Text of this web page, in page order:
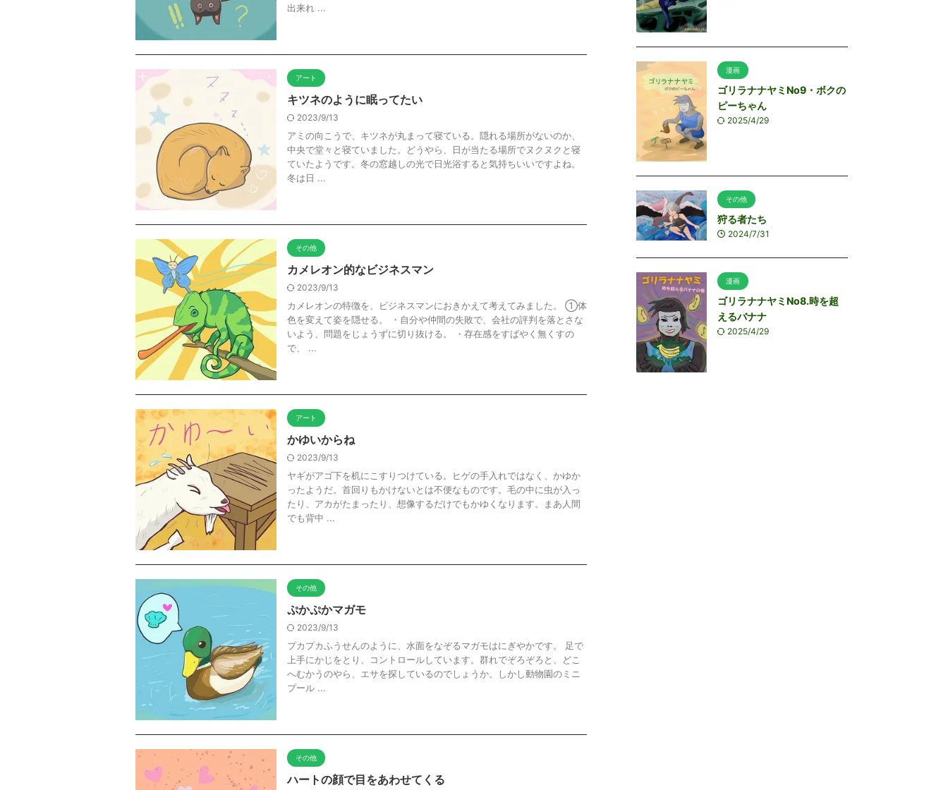
出来れ ...
アート
キツネのように眠ってたい
2023/9/13
アミの向こうで、キツネが丸まって寝ている。隠れる場所がないのか、
中央で堂々と寝ていました。どうやら、日が当たる場所でヌクヌクと寝
ていたようです。冬の窓越しの光で日光浴すると気持ちいいですよね。
冬は日 ...
その他
カメレオン的なビジネスマン
2023/9/13
カメレオンの特徴を、ビジネスマンにおきかえて考えてみました。 ①体
色を変えて姿を隠せる。 ・自分や仲間の失敗で、会社の評判を落とさな
いよう、問題をじょうずに切り抜ける。 ・存在感をすばやく無くすの
で、 ...
アート
かゆいからね
2023/9/13
ヤギがアゴ下を机にこすりつけている。ヒゲの手入れではなく、かゆか
ったようだ。首回りもかけないとは不便なものです。毛の中に虫が入っ
たり、アカがたまったり、想像するだけでもかゆくなります。まあ人間
でも背中 ...
その他
ぷかぷかマガモ
2023/9/13
プカプカふうせんのように、水面をなぞるマガモはにぎやかです。 足で
上手にかじをとり、コントロールしています。群れでぞろぞろと、どこ
へむかうのやら、エサを探しているのでしょうか。しかし動物園のミニ
プール ...
その他
ハートの顔で目をあわせてくる
漫画
ゴリラナナヤミNo9・ボクの
ピーちゃん
2025/4/29
その他
狩る者たち
2024/7/31
漫画
ゴリラナナヤミNo8.時を超
えるバナナ
2025/4/29